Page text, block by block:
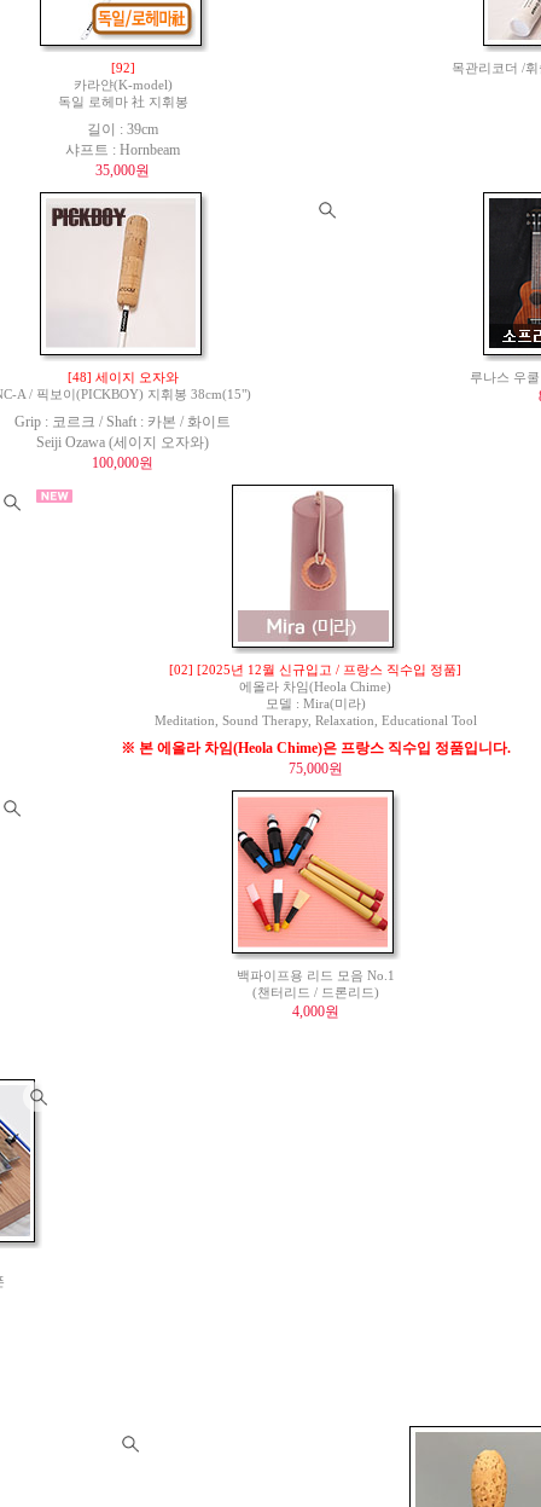
[92]
카라얀(K-model)
독일 로헤마 社 지휘봉
길이 : 39cm
샤프트 : Hornbeam
35,000원
목관리코더 /
[48] 세이지 오자와
A / 픽보이(PICKBOY) 지휘봉 38cm(15")
Grip : 코르크 / Shaft : 카본 / 화이트
Seiji Ozawa (세이지 오자와)
100,000원
루나스 우
[02] [2025년 12월 신규입고 / 프랑스 직수입 정품]
에올라 차임(Heola Chime)
모델 : Mira(미라)
Meditation, Sound Therapy, Relaxation, Educational Tool
※ 본 에올라 차임(Heola Chime)은 프랑스 직수입 정품입니다.
75,000원
백파이프용 리드 모음 No.1
(챈터리드 / 드론리드)
4,000원